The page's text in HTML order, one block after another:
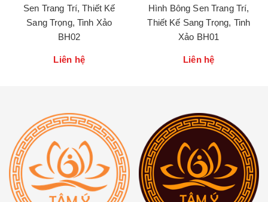
Sen Trang Trí, Thiết Kế
Sang Trọng, Tinh Xảo
BH02
Liên hệ
Hình Bông Sen Trang Trí,
Thiết Kế Sang Trọng, Tinh
Xảo BH01
Liên hệ